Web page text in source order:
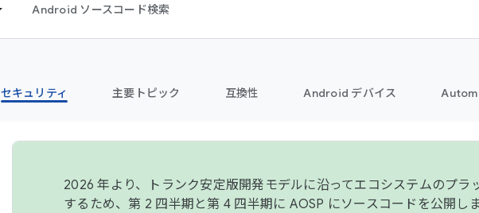
Android ソースコード検索
セキュリティ 主要トピック 互換性 Android デバイス
2026 年より、トランク安定版開発モデルに沿ってエコシステムのプラ
するため、第 2 四半期と第 4 四半期に AOSP にソースコードを公開し